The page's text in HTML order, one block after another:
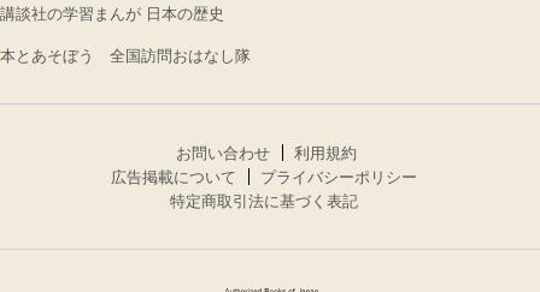
講談社の学習まんが 日本の歴史
本とあそぼう 全国訪問おはなし隊
お問い合わせ
利用規約
広告掲載について
プライバシーポリシー
特定商取引法に基づく表記